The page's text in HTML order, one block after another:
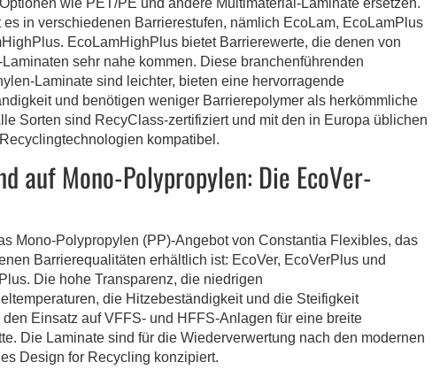
wie PET/PE und andere Multimaterial-Laminate ersetzen.
es in verschiedenen Barrierestufen, nämlich EcoLam, EcoLamPlus
EcoLamHighPlus bietet Barrierewerte, die denen von
sehr nahe kommen. Diese branchenführenden
Laminate sind leichter, bieten eine hervorragende
und benötigen weniger Barrierepolymer als herkömmliche
Sorten sind RecyClass-zertifiziert und mit den in Europa üblichen
kompatibel.
auf Mono-Polypropylen: Die EcoVer-
Mono-Polypropylen (PP)-Angebot von Constantia Flexibles, das
Barrierequalitäten erhältlich ist: EcoVer, EcoVerPlus und
Die hohe Transparenz, die niedrigen
die Hitzebeständigkeit und die Steifigkeit
Einsatz auf VFFS- und HFFS-Anlagen für eine breite
Die Laminate sind für die Wiederverwertung nach den modernen
Design for Recycling konzipiert.